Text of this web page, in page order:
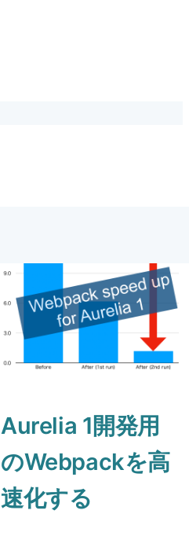
Aurelia 1開発用
のWebpackを高
速化する